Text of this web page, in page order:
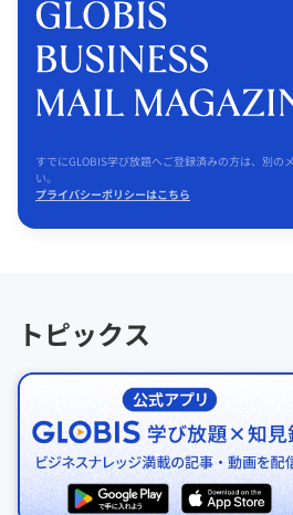
すでにGLOBIS学び放題へご登録済みの方は、別の
い。
プライバシーポリシーはこちら
トピックス